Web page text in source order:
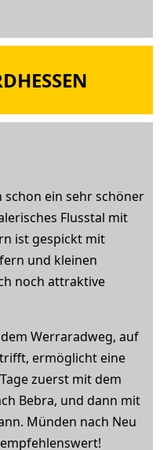
schon ein sehr schöner
Flusstal mit
ist gespickt mit
und kleinen
noch attraktive
Werraradweg, auf
ermöglicht eine
zuerst mit dem
Bebra, und dann mit
Münden nach Neu